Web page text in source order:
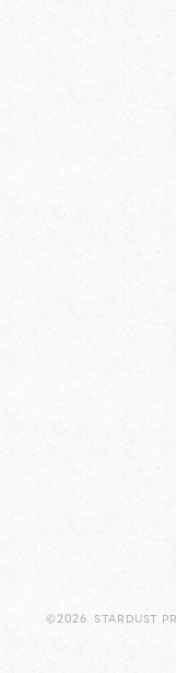
©2026 STARDUST